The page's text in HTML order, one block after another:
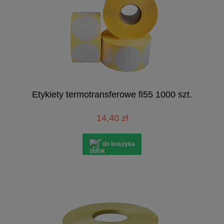
Etykiety termotransferowe fi55 1000 szt.
14,40 zł
do koszyka